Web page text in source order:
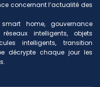
concernant l’actualité des
home, gouvernance
intelligents, objets
intelligents, transition
décrypte chaque jour les